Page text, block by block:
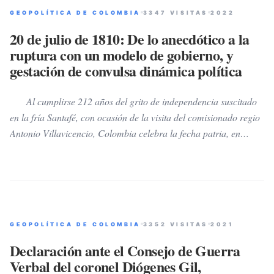
interior la ignorancia es el común denominador y unos
congresistas que reúnen en un solo fardo, a lo peor de la
corrupción, el delito o la politiquería colombiana; los
reencauchados “salvadores” azuzan para que los veamos como
los Mesías de la otra orilla.
GEOPOLÍTICA DE COLOMBIA 3347 VISITAS 2022
20 de julio de 1810: De lo anecdótico a la
ruptura con un modelo de gobierno, y
gestación de convulsa dinámica política
Al cumplirse 212 años del grito de independencia suscitado
en la fría Santafé, con ocasión de la visita del comisionado regio
Antonio Villavicencio, Colombia celebra la fecha patria, en
será la última en la accidentada y convulsa dinámica política del
país desde antes de su nacimiento como república. De lo
anecdótico del premeditado cálculo para solicitar al “chapetón”
GEOPOLÍTICA DE COLOMBIA 3352 VISITAS 2021
Declaración ante el Consejo de Guerra
Verbal del coronel Diógenes Gil,